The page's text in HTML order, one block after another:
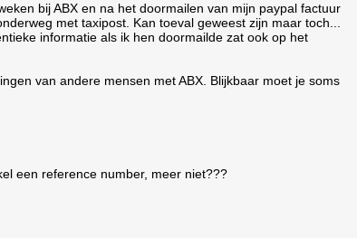
bij ABX en na het doormailen van mijn paypal factuur
met taxipost. Kan toeval geweest zijn maar toch...
informatie als ik hen doormailde zat ook op het
van andere mensen met ABX. Blijkbaar moet je soms
een reference number, meer niet???